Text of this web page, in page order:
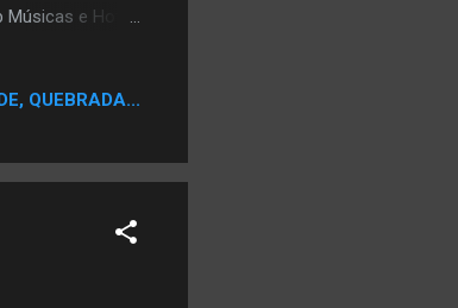
e Hot
e ganhou
ESTA
QUEBRADA...